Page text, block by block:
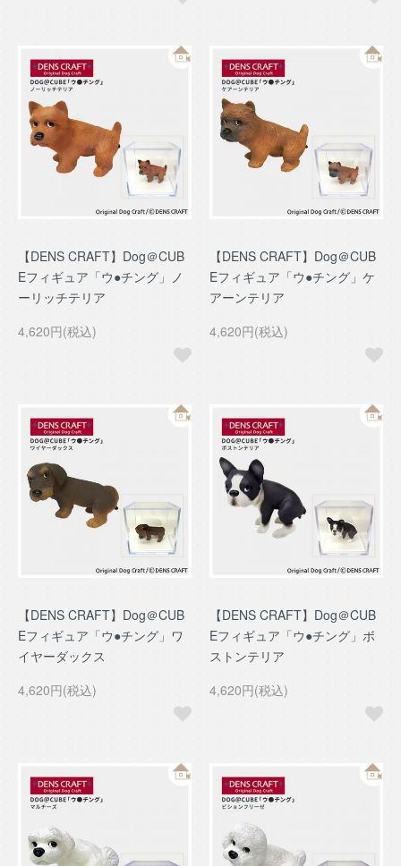
【DENS CRAFT】Dog＠CUB
Eフィギュア「ウ●チング」ノ
ーリッチテリア
4,620円(税込)
【DENS CRAFT】Dog＠CUB
Eフィギュア「ウ●チング」ケ
アーンテリア
4,620円(税込)
【DENS CRAFT】Dog＠CUB
Eフィギュア「ウ●チング」ワ
イヤーダックス
4,620円(税込)
【DENS CRAFT】Dog＠CUB
Eフィギュア「ウ●チング」ボ
ストンテリア
4,620円(税込)